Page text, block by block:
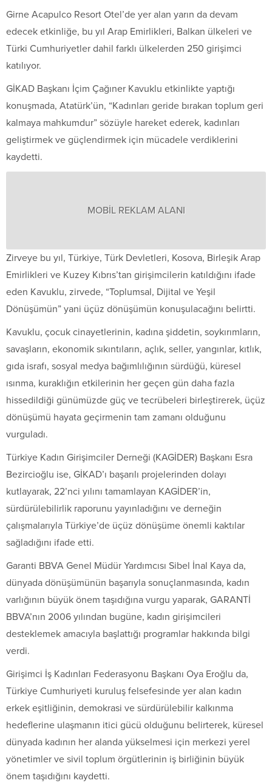
Girne Acapulco Resort Otel’de yer alan yarın da devam
edecek etkinliğe, bu yıl Arap Emirlikleri, Balkan ülkeleri ve
Türki Cumhuriyetler dahil farklı ülkelerden 250 girişimci
katılıyor.
GİKAD Başkanı İçim Çağıner Kavuklu etkinlikte yaptığı
konuşmada, Atatürk’ün, “Kadınları geride bırakan toplum geri
kalmaya mahkumdur” sözüyle hareket ederek, kadınları
geliştirmek ve güçlendirmek için mücadele verdiklerini
kaydetti.
MOBİL REKLAM ALANI
Zirveye bu yıl, Türkiye, Türk Devletleri, Kosova, Birleşik Arap
Emirlikleri ve Kuzey Kıbrıs’tan girişimcilerin katıldığını ifade
eden Kavuklu, zirvede, “Toplumsal, Dijital ve Yeşil
Dönüşümün” yani üçüz dönüşümün konuşulacağını belirtti.
Kavuklu, çocuk cinayetlerinin, kadına şiddetin, soykırımların,
savaşların, ekonomik sıkıntıların, açlık, seller, yangınlar, kıtlık,
gıda israfı, sosyal medya bağımlılığının sürdüğü, küresel
ısınma, kuraklığın etkilerinin her geçen gün daha fazla
hissedildiği günümüzde güç ve tecrübeleri birleştirerek, üçüz
dönüşümü hayata geçirmenin tam zamanı olduğunu
vurguladı.
Türkiye Kadın Girişimciler Derneği (KAGİDER) Başkanı Esra
Bezircioğlu ise, GİKAD’ı başarılı projelerinden dolayı
kutlayarak, 22’nci yılını tamamlayan KAGİDER’in,
sürdürülebilirlik raporunu yayınladığını ve derneğin
çalışmalarıyla Türkiye’de üçüz dönüşüme önemli kaktılar
sağladığını ifade etti.
Garanti BBVA Genel Müdür Yardımcısı Sibel İnal Kaya da,
dünyada dönüşümünün başarıyla sonuçlanmasında, kadın
varlığının büyük önem taşıdığına vurgu yaparak, GARANTİ
BBVA’nın 2006 yılından bugüne, kadın girişimcileri
desteklemek amacıyla başlattığı programlar hakkında bilgi
verdi.
Girişimci İş Kadınları Federasyonu Başkanı Oya Eroğlu da,
Türkiye Cumhuriyeti kuruluş felsefesinde yer alan kadın
erkek eşitliğinin, demokrasi ve sürdürülebilir kalkınma
hedeflerine ulaşmanın itici gücü olduğunu belirterek, küresel
dünyada kadının her alanda yükselmesi için merkezi yerel
yönetimler ve sivil toplum örgütlerinin iş birliğinin büyük
önem taşıdığını kaydetti.